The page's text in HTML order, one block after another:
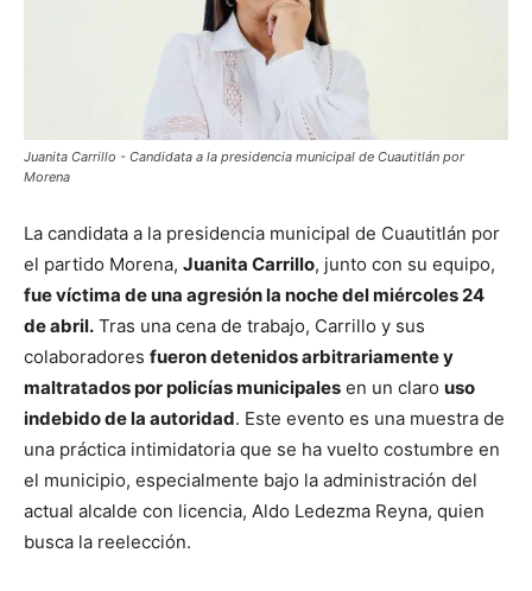
Juanita Carrillo - Candidata a la presidencia municipal de Cuautitlán por
Morena
La candidata a la presidencia municipal de Cuautitlán por
el partido Morena, Juanita Carrillo, junto con su equipo,
fue víctima de una agresión la noche del miércoles 24
de abril. Tras una cena de trabajo, Carrillo y sus
colaboradores fueron detenidos arbitrariamente y
maltratados por policías municipales en un claro uso
indebido de la autoridad. Este evento es una muestra de
una práctica intimidatoria que se ha vuelto costumbre en
el municipio, especialmente bajo la administración del
actual alcalde con licencia, Aldo Ledezma Reyna, quien
busca la reelección.